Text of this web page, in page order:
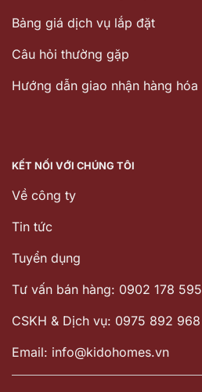
Bảng giá dịch vụ lắp đặt
Câu hỏi thường gặp
Hướng dẫn giao nhận hàng hóa
KẾT NỐI VỚI CHÚNG TÔI
Về công ty
Tin tức
Tuyển dụng
Tư vấn bán hàng: 0902 178 595
CSKH & Dịch vụ: 0975 892 968
Email: info@kidohomes.vn